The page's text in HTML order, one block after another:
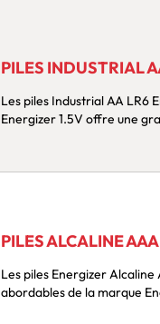
PILES INDUSTRIAL
Les piles Industrial AA LR6 Energizer sont les plus durables de la marque. La pile
Energizer 1.5V offre une
PILES ALCALINE
Les piles Energizer Alcaline AAA LR03 sont les piles alcalines les plus durables et
abordables de la marque